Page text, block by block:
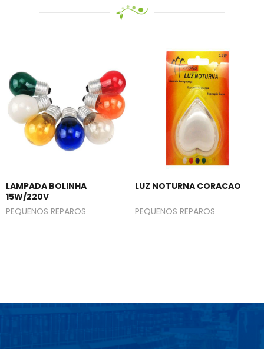
LAMPADA BOLINHA
15W/220V
PEQUENOS REPAROS
LUZ NOTURNA CORACAO
PEQUENOS REPAROS